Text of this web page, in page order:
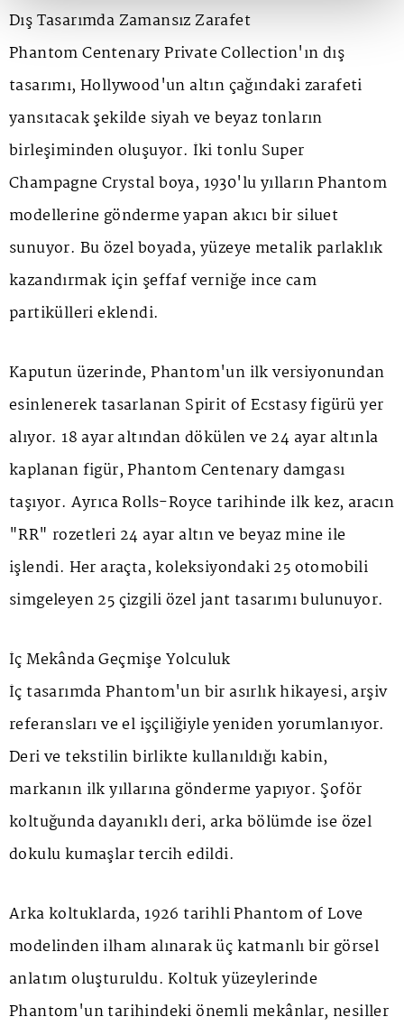
Dış Tasarımda Zamansız Zarafet
Phantom Centenary Private Collection'ın dış
tasarımı, Hollywood'un altın çağındaki zarafeti
yansıtacak şekilde siyah ve beyaz tonların
birleşiminden oluşuyor. İki tonlu Super
Champagne Crystalboya, 1930'lu yılların Phantom
modellerine gönderme yapan akıcı bir siluet
sunuyor. Bu özel boyada, yüzeye metalik parlaklık
kazandırmak için şeffaf verniğe ince cam
partikülleri eklendi.
Kaputun üzerinde, Phantom'un ilk versiyonundan
esinlenerek tasarlanan Spirit of Ecstasyfigürü yer
alıyor. 18 ayar altından dökülen ve 24 ayar altınla
kaplanan figür,Phantom Centenarydamgası
taşıyor. Ayrıca Rolls-Royce tarihinde ilk kez, aracın
"RR" rozetleri 24 ayar altın ve beyaz mine ile
işlendi. Her araçta, koleksiyondaki 25 otomobili
simgeleyen 25 çizgili özel jant tasarımı bulunuyor.
İç Mekânda Geçmişe Yolculuk
İç tasarımda Phantom'un bir asırlık hikayesi, arşiv
referansları ve el işçiliğiyle yeniden yorumlanıyor.
Deri ve tekstilin birlikte kullanıldığı kabin,
markanın ilk yıllarına gönderme yapıyor. Şoför
koltuğunda dayanıklı deri, arka bölümde ise özel
dokulu kumaşlar tercih edildi.
Arka koltuklarda, 1926 tarihliPhantom of Love
modelinden ilham alınarak üç katmanlı bir görsel
anlatım oluşturuldu. Koltuk yüzeylerinde
Phantom'un tarihindeki önemli mekânlar, nesiller